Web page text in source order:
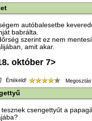
autóbalesetbe
babrálta.
szerint ez nem
amit akar.
október 7>
Értékeld!
csengettyűt a